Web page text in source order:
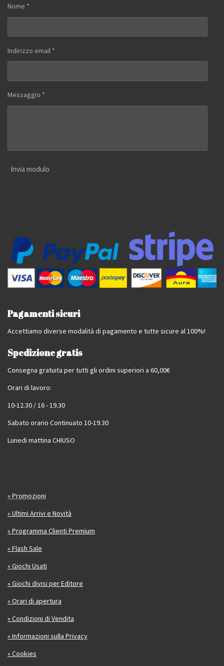
Nome *
Indirizzo email *
Messaggio *
Invia modulo
Pagamenti sicuri
Accettiamo diverse modalità di pagamento e tutte sicure al 100%!
Spedizione gratis
Consegna gratuita per tutti gli ordini superiori a 60,00€
Orari di lavoro:
10-12.30 / 16 - 19.30
Sabato orario Continuato 10-19.30
Lunedi mattina CHIUSO
» Promozioni
» Ultimi Arrivi e Novità
» Programma Clienti Premium
» Flash Sale
» Giochi Usati
» Giochi divisi per Editore
» Orari di apertura
» Condizioni di Vendita
» Informazioni sulla Privacy
» Cookies